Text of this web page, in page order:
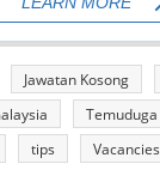
Jawatan Kosong
Temuduga
tips Vacancies